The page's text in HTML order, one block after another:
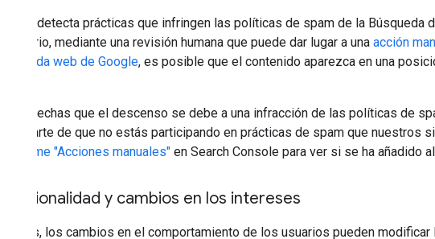
Google detecta prácticas que infringen las políticas de spam de la
necesario, mediante una revisión humana que puede dar lugar a una acción
Búsqueda web de Google, es posible que el contenido aparezca en una
Si sospechas que el descenso se debe a una infracción de las políticas de
asegurarte de que no estás participando en prácticas de spam que
informe "Acciones manuales" en Search Console para ver si se ha añadido
Estacionalidad y cambios en los intereses
A veces, los cambios en el comportamiento de los usuarios pueden